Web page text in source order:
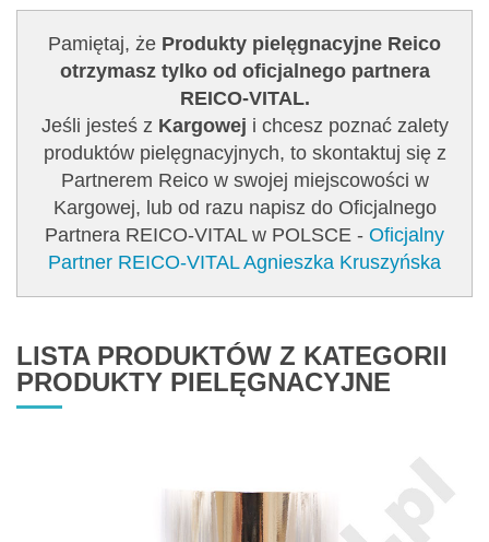
Pamiętaj, że Produkty pielęgnacyjne Reico
otrzymasz tylko od oficjalnego partnera
REICO-VITAL.
Jeśli jesteś z Kargowej i chcesz poznać zalety
produktów pielęgnacyjnych, to skontaktuj się z
Partnerem Reico w swojej miejscowości w
Kargowej, lub od razu napisz do Oficjalnego
Partnera REICO-VITAL w POLSCE - Oficjalny
Partner REICO-VITAL Agnieszka Kruszyńska
LISTA PRODUKTÓW Z KATEGORII
PRODUKTY PIELĘGNACYJNE